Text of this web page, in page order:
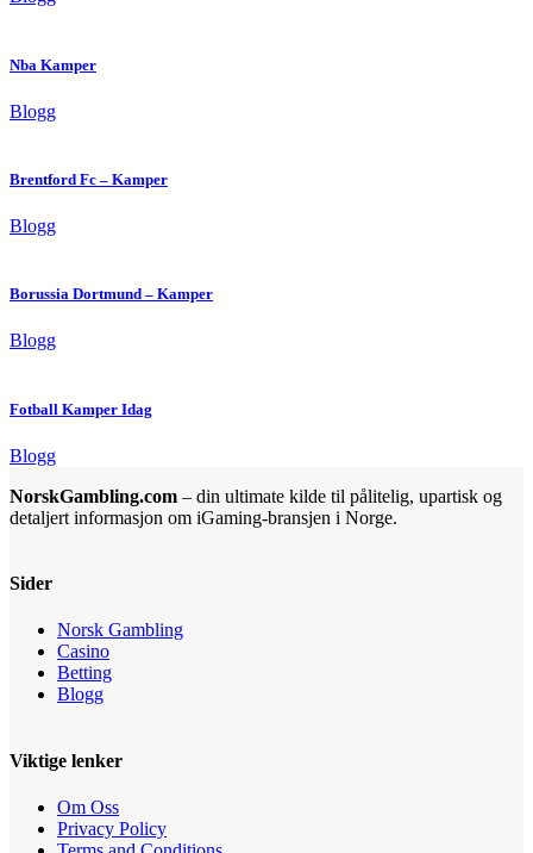
Nba Kamper
Blogg
Brentford Fc – Kamper
Blogg
Borussia Dortmund – Kamper
Blogg
Fotball Kamper Idag
Blogg
NorskGambling.com – din ultimate kilde til pålitelig, upartisk og
detaljert informasjon om iGaming-bransjen i Norge.
Sider
Norsk Gambling
Casino
Betting
Blogg
Viktige lenker
Om Oss
Privacy Policy